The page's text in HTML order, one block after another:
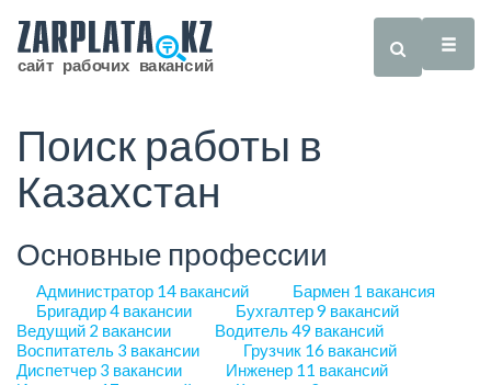
Поиск работы в
Казахстан
Основные профессии
Администратор 14 вакансий Бармен 1 вакансия
Бригадир4 вакансии Бухгалтер9 вакансий
Ведущий 2 вакансии Водитель49 вакансий
Воспитатель 3 вакансии Грузчик 16 вакансий
Диспетчер 3 вакансии Инженер 11 вакансий